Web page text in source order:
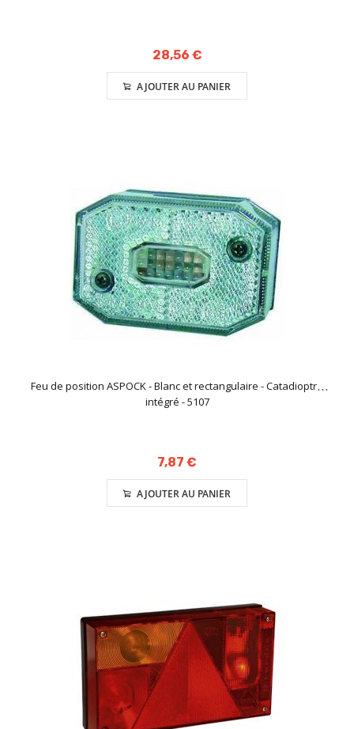
28,56 €
AJOUTER AU PANIER
Feu de position ASPOCK - Blanc et rectangulaire - Catadioptre
intégré - 5107
7,87 €
AJOUTER AU PANIER